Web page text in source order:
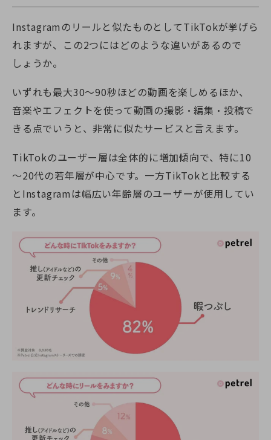
Instagramのリールと似たものとしてTikTokが挙げら
れますが、この2つにはどのような違いがあるので
しょうか。
いずれも最大30〜90秒ほどの動画を楽しめるほか、
音楽やエフェクトを使って動画の撮影・編集・投稿で
きる点でいうと、非常に似たサービスと言えます。
TikTokのユーザー層は全体的に増加傾向で、特に10
～20代の若年層が中心です。一方TikTokと比較する
とInstagramは幅広い年齢層のユーザーが使用してい
ます。